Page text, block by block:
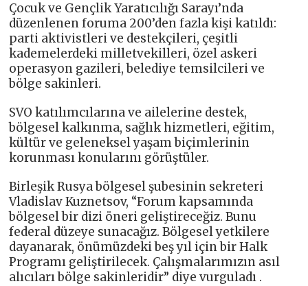
Çocuk ve Gençlik Yaratıcılığı Sarayı’nda
düzenlenen foruma 200’den fazla kişi katıldı:
parti aktivistleri ve destekçileri, çeşitli
kademelerdeki milletvekilleri, özel askeri
operasyon gazileri, belediye temsilcileri ve
bölge sakinleri.
SVO katılımcılarına ve ailelerine destek,
bölgesel kalkınma, sağlık hizmetleri, eğitim,
kültür ve geleneksel yaşam biçimlerinin
korunması konularını görüştüler.
Birleşik Rusya bölgesel şubesinin sekreteri
Vladislav Kuznetsov, “Forum kapsamında
bölgesel bir dizi öneri geliştireceğiz. Bunu
federal düzeye sunacağız. Bölgesel yetkilere
dayanarak, önümüzdeki beş yıl için bir Halk
Programı geliştirilecek. Çalışmalarımızın asıl
alıcıları bölge sakinleridir” diye vurguladı .